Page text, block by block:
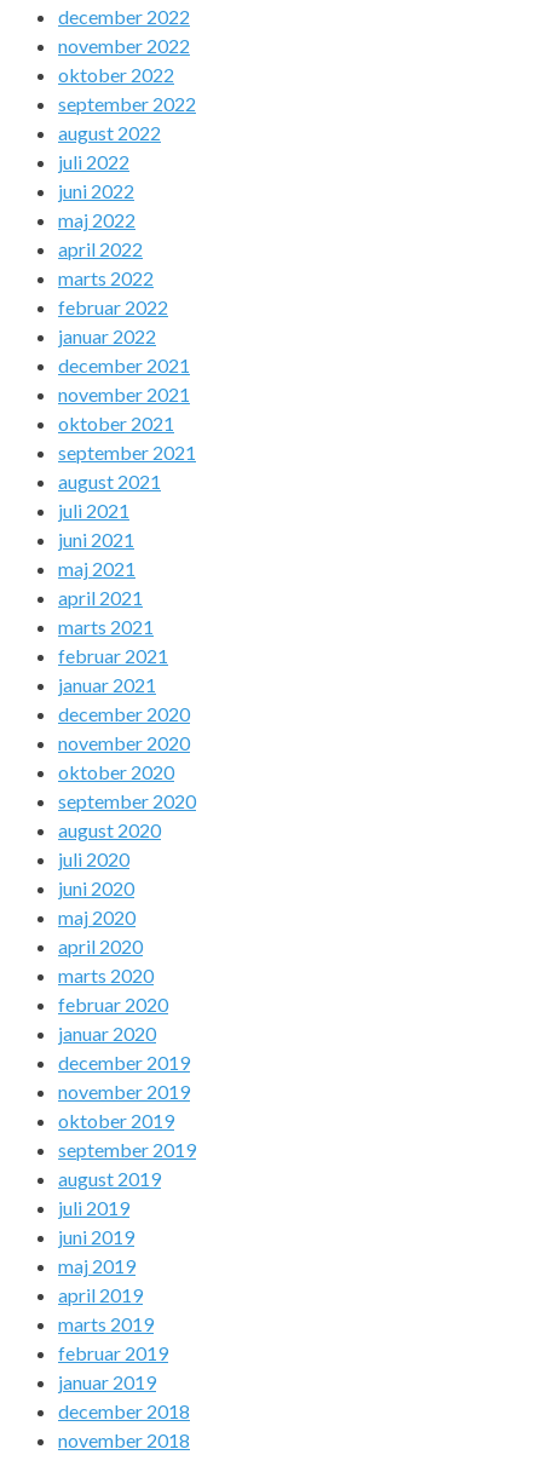
december 2022
november 2022
oktober 2022
september 2022
august 2022
juli 2022
juni 2022
maj 2022
april 2022
marts 2022
februar 2022
januar 2022
december 2021
november 2021
oktober 2021
september 2021
august 2021
juli 2021
juni 2021
maj 2021
april 2021
marts 2021
februar 2021
januar 2021
december 2020
november 2020
oktober 2020
september 2020
august 2020
juli 2020
juni 2020
maj 2020
april 2020
marts 2020
februar 2020
januar 2020
december 2019
november 2019
oktober 2019
september 2019
august 2019
juli 2019
juni 2019
maj 2019
april 2019
marts 2019
februar 2019
januar 2019
december 2018
november 2018